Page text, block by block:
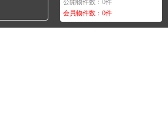
公開物件数：0件
会員物件数：0件